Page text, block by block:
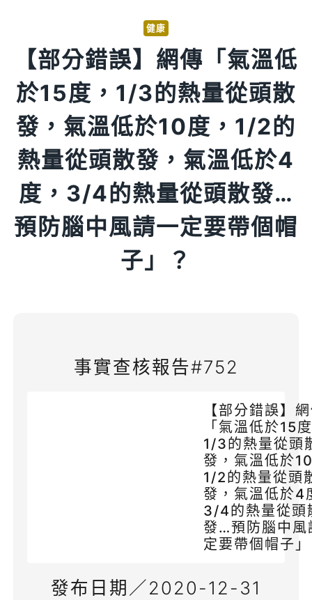
健康
【部分錯誤】網傳「氣溫低
於15度，1/3的熱量從頭散
發，氣溫低於10度，1/2的
熱量從頭散發，氣溫低於4
度，3/4的熱量從頭散發…
預防腦中風請一定要帶個帽
子」？
事實查核報告#752
【部分錯誤】
「氣溫低於15
1/3的熱量從頭
發，氣溫低於
1/2的熱量從頭
發，氣溫低於4
3/4的熱量從頭
發…預防腦中風
定要帶個帽子
發布日期／2020-12-31